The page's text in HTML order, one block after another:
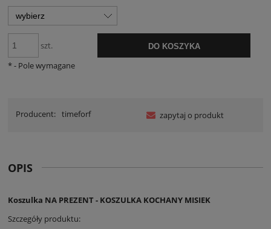
szt. DO KOSZYKA
*- Pole wymagane
Producent: timeforf zapytaj o produkt
OPIS
Koszulka NA PREZENT - KOSZULKA KOCHANY MISIEK
Szczegóły produktu: